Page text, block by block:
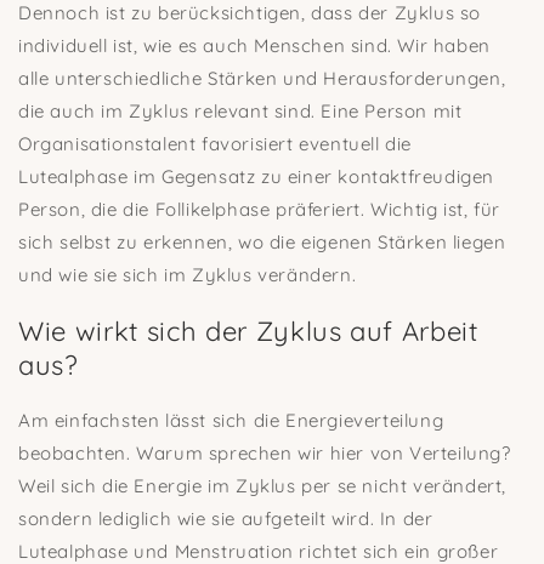
Dennoch ist zu berücksichtigen, dass der Zyklus so
individuell ist, wie es auch Menschen sind. Wir haben
alle unterschiedliche Stärken und Herausforderungen,
die auch im Zyklus relevant sind. Eine Person mit
Organisationstalent favorisiert eventuell die
Lutealphase im Gegensatz zu einer kontaktfreudigen
Person, die die Follikelphase präferiert. Wichtig ist, für
sich selbst zu erkennen, wo die eigenen Stärken liegen
und wie sie sich im Zyklus verändern.
Wie wirkt sich der Zyklus auf Arbeit
aus?
Am einfachsten lässt sich die Energieverteilung
beobachten. Warum sprechen wir hier von Verteilung?
Weil sich die Energie im Zyklus per se nicht verändert,
sondern lediglich wie sie aufgeteilt wird. In der
Lutealphase und Menstruation richtet sich ein großer